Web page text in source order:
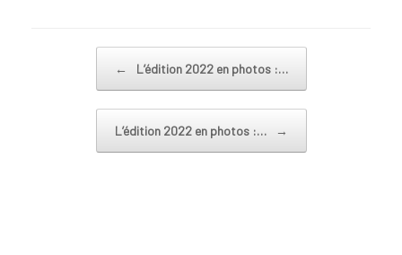
← L’édition 2022 en photos :…
L’édition 2022 en photos :… →